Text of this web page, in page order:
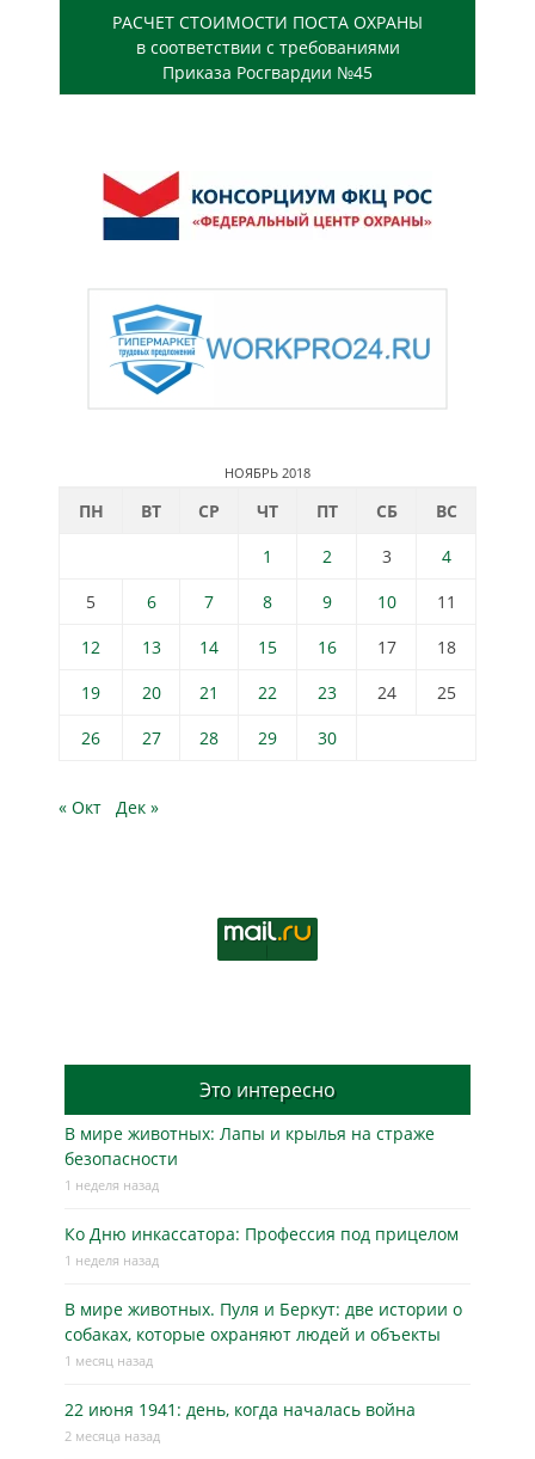
РАСЧЕТ СТОИМОСТИ ПОСТА ОХРАНЫ
в соответствии с требованиями
Приказа Росгвардии №45
НОЯБРЬ 2018
ПН ВТ СР ЧТ ПТ СБ
ВС
1
2 3
4
5
6 7 8 9 10
11
12
13 14 15 16 17
18
19
20 21 22 23 24
25
26
27 28 29 30
« Окт Дек »
Это интересно
В мире животных: Лапы и крылья на страже
безопасности
1 неделя назад
Ко Дню инкассатора: Профессия под прицелом
1 неделя назад
В мире животных. Пуля и Беркут: две истории о
собаках, которые охраняют людей и объекты
1 месяц назад
22 июня 1941: день, когда началась война
2 месяца назад